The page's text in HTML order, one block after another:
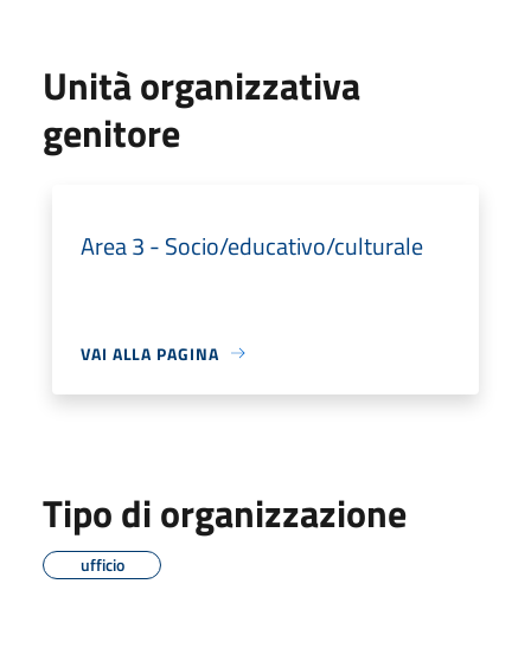
Unità organizzativa
genitore
Area 3 - Socio/educativo/culturale
VAI ALLA PAGINA
Tipo di organizzazione
ufficio